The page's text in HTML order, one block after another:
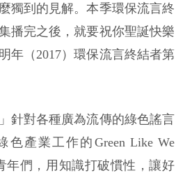
獨到的見解。本季環保流言終
播完之後，就要祝你聖誕快樂
年（2017）環保流言終結者第
針對各種廣為流傳的綠色謠言
色產業工作的Green Like We
年們，用知識打破慣性，讓好